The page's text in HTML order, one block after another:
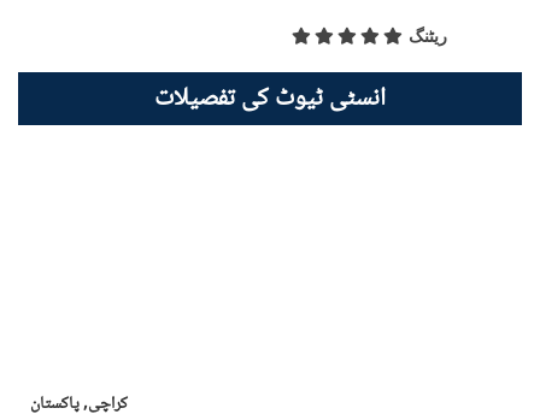
ریٹنگ
انسٹی ٹیوٹ کی تفصیلات
کراچی,پاکستان